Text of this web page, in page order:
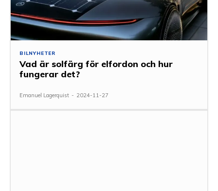
BILNYHETER
Vad är solfärg för elfordon och hur
fungerar det?
Emanuel Lagerquist - 2024-11-27